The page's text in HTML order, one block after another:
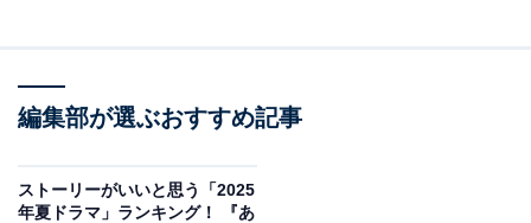
編集部が選ぶおすすめ記事
ストーリーがいいと思う「2025
年夏ドラマ」ランキング！ 『あ